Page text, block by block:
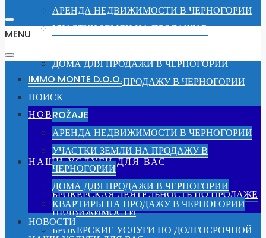
АРЕНДА НЕДВИЖИМОСТИ В ЧЕРНОГОРИИ
УЧАСТКИ ЗЕМЛИ НА ПРОДАЖУ В
ДОМА ДЛЯ ПРОДАЖИ В ЧЕРНОГОРИИ
КВАРТИРЫ НА ПРОДАЖУ В ЧЕРНОГОРИИ
НОВОСТИ
НАШИ УСЛУГИ ДЛЯ ВАС
БРОКЕРСКАЯ ДЕЯТЕЛЬНОСТЬ ПО ПРОДАЖЕ
НЕДВИЖИМОСТИ
БРОКЕРСКИЕ УСЛУГИ ПО ДОЛГОСРОЧНОЙ
MENU
IMMO MONTE D.O.O.
ПОИСК
ROŽAJE
АРЕНДА НЕДВИЖИМОСТИ В ЧЕРНОГОРИИ
УЧАСТКИ ЗЕМЛИ НА ПРОДАЖУ В
ЧЕРНОГОРИИ
ДОМА ДЛЯ ПРОДАЖИ В ЧЕРНОГОРИИ
КВАРТИРЫ НА ПРОДАЖУ В ЧЕРНОГОРИИ
НОВОСТИ